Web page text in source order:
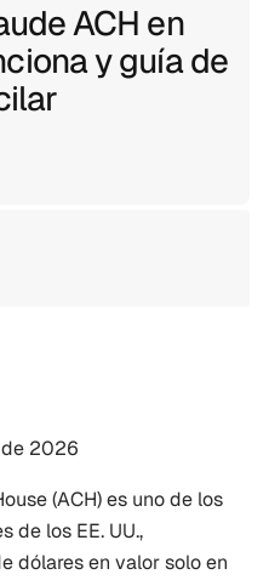
ACH en
y guía de
2026
(ACH) es uno de los
de los EE. UU.,
dólares en valor solo en